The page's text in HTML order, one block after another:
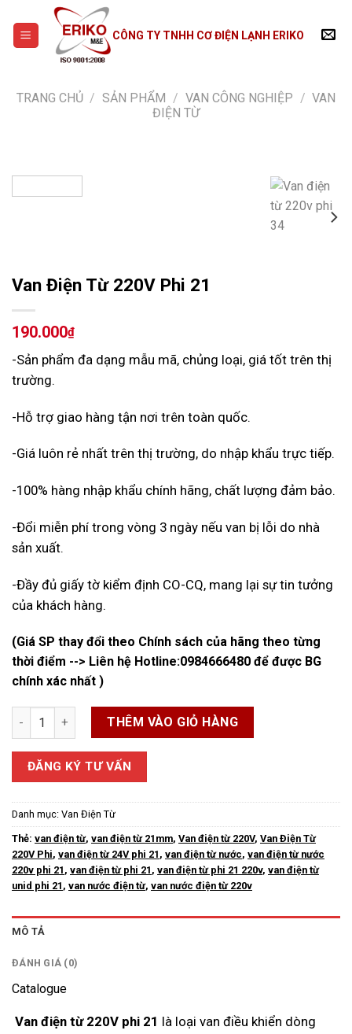
content
CÔNG TY TNHH CƠ ĐIỆN LẠNH ERIKO
TRANG CHỦ / SẢN PHẨM / VAN CÔNG NGHIỆP / VAN
ĐIỆN TỪ
Van Điện Từ 220V Phi 21
190.000₫
-Sản phẩm đa dạng mẫu mã, chủng loại, giá tốt trên thị
trường.
-Hỗ trợ giao hàng tận nơi trên toàn quốc.
-Giá luôn rẻ nhất trên thị trường, do nhập khẩu trực tiếp.
-100% hàng nhập khẩu chính hãng, chất lượng đảm bảo.
-Đổi miễn phí trong vòng 3 ngày nếu van bị lỗi do nhà
sản xuất.
-Đầy đủ giấy tờ kiểm định CO-CQ, mang lại sự tin tưởng
của khách hàng.
(Giá SP thay đổi theo Chính sách của hãng theo từng
thời điểm --> Liên hệ Hotline:0984666480 để được BG
chính xác nhất )
Van Điện Từ 220V Phi 21 số lượng
THÊM VÀO GIỎ HÀNG
ĐĂNG KÝ TƯ VẤN
Danh mục: Van Điện Từ
Thẻ: van điện từ, van điện từ 21mm, Van điện từ 220V, Van Điện Từ
220V Phi, van điện từ 24V phi 21 , van điện từ nước, van điện từ nước
220v phi 21 , van điện từ phi 21 , van điện từ phi 21 220v, van điện từ
unid phi 21 , van nước điện từ, van nước điện từ 220v
MÔ TẢ
ĐÁNH GIÁ (0)
Catalogue
Van điện từ 220V phi 21 là loại van điều khiển dòng